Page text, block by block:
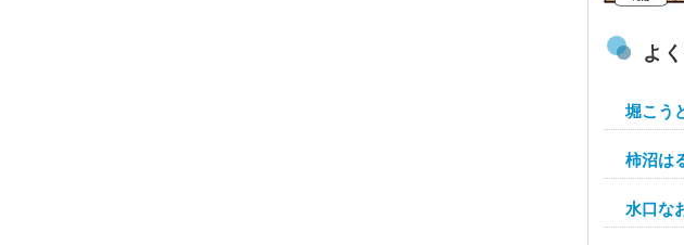
よ
堀こう
柿沼は
水口な